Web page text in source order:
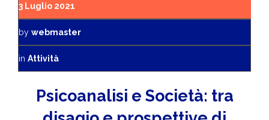
3 Luglio 2021
by webmaster
in Attività
Psicoanalisi e Società: tra